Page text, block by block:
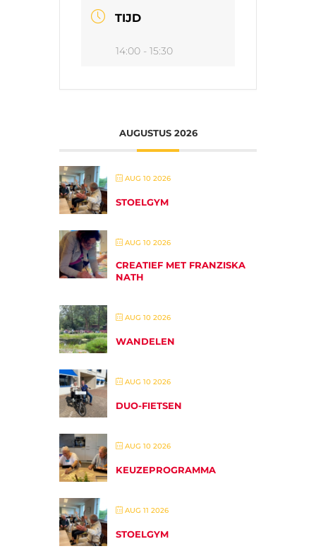
TIJD
14:00 - 15:30
AUGUSTUS 2026
AUG 10 2026
STOELGYM
AUG 10 2026
CREATIEF MET FRANZISKA
NATH
AUG 10 2026
WANDELEN
AUG 10 2026
DUO-FIETSEN
AUG 10 2026
KEUZEPROGRAMMA
AUG 11 2026
STOELGYM